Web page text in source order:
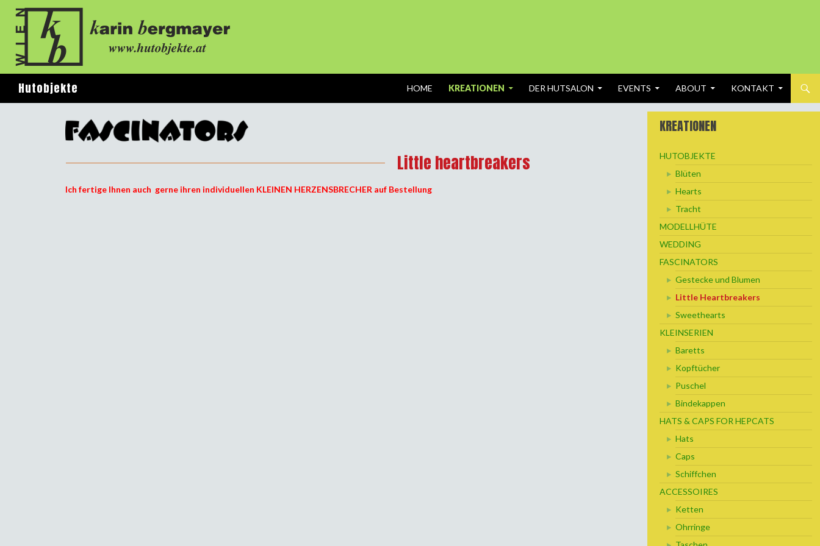
Hutobjekte HOME KREATIONEN DER HUTSALON EVENTS ABOUT KONTAKT
Little heartbreakers
Ich fertige Ihnen auch gerne ihren individuellen KLEINEN HERZENSBRECHER auf Bestellung
KREATIONEN
HUTOBJEKTE
Blüten
Hearts
Tracht
MODELLHÜTE
WEDDING
FASCINATORS
Gestecke und Blumen
Little Heartbreakers
Sweethearts
KLEINSERIEN
Baretts
Kopftücher
Puschel
Bindekappen
HATS & CAPS FOR HEPCATS
Hats
Caps
Schiffchen
ACCESSOIRES
Ketten
Ohrringe